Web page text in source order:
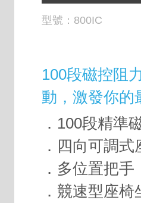
型號： 800IC
100段磁控阻
動，激發你的
．100段精準
．四向可調
．多位置把
．競速型座椅